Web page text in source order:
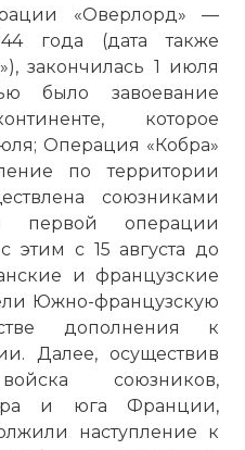
«Оверлорд» —
года (дата также
закончилась 1 июля
было завоевание
которое
Операция «Кобра»
по территории
союзниками
первой операции
этим с 15 августа до
и французские
Южно-французскую
дополнения к
Далее, осуществив
союзников,
и юга Франции,
наступление к